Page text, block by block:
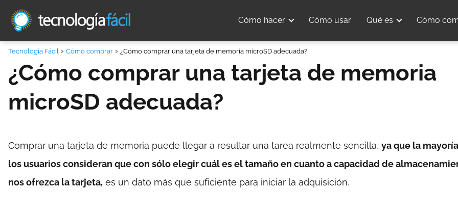
Cómo hacer Cómo usar Qué es Cómo
Tecnología Fácil Cómo comprar ¿Cómo comprar una tarjeta de memoria microSD adecuada?
¿Cómo comprar una tarjeta de memoria
microSD adecuada?
Comprar una tarjeta de memoria puede llegar a resultar una tarea realmente sencilla, ya que la
los usuarios consideran que con sólo elegir cuál es el tamaño en cuanto a capacidad de
nos ofrezca la tarjeta, es un dato más que suficiente para iniciar la adquisición.